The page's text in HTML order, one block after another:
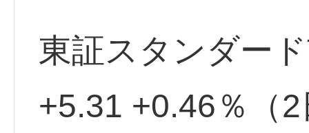
東証スタンダー
+5.31 +0.46％（